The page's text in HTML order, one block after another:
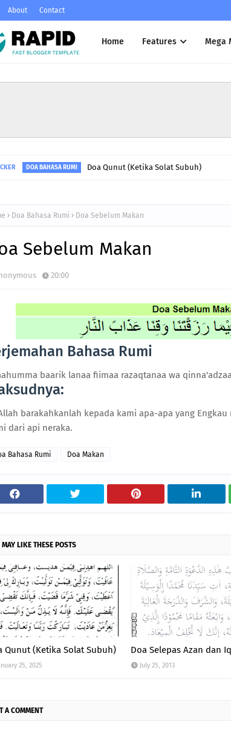
About Contact
Home Features Mega
Doa Bahasa Rumi Doa Sebelum Makan
Sebelum Makan
20:00
Bahasa Rumi
baarik lanaa fiimaa razaqtanaa wa
barakahkanlah kepada kami apa-apa yang
dari api neraka.
Bahasa Rumi Doa Makan
LIKE THESE POSTS
Qunut (Ketika Solat Subuh)
25, 2025
Doa Selepas Azan dan
July 25, 2013
A COMMENT